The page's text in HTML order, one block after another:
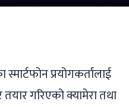
प्रयोगकर्तालाई
गरिएको क्यामेरा तथा